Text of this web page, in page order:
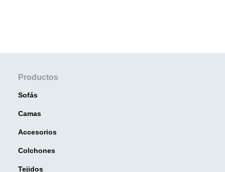
Productos
Sofás
Camas
Accesorios
Colchones
Tejidos